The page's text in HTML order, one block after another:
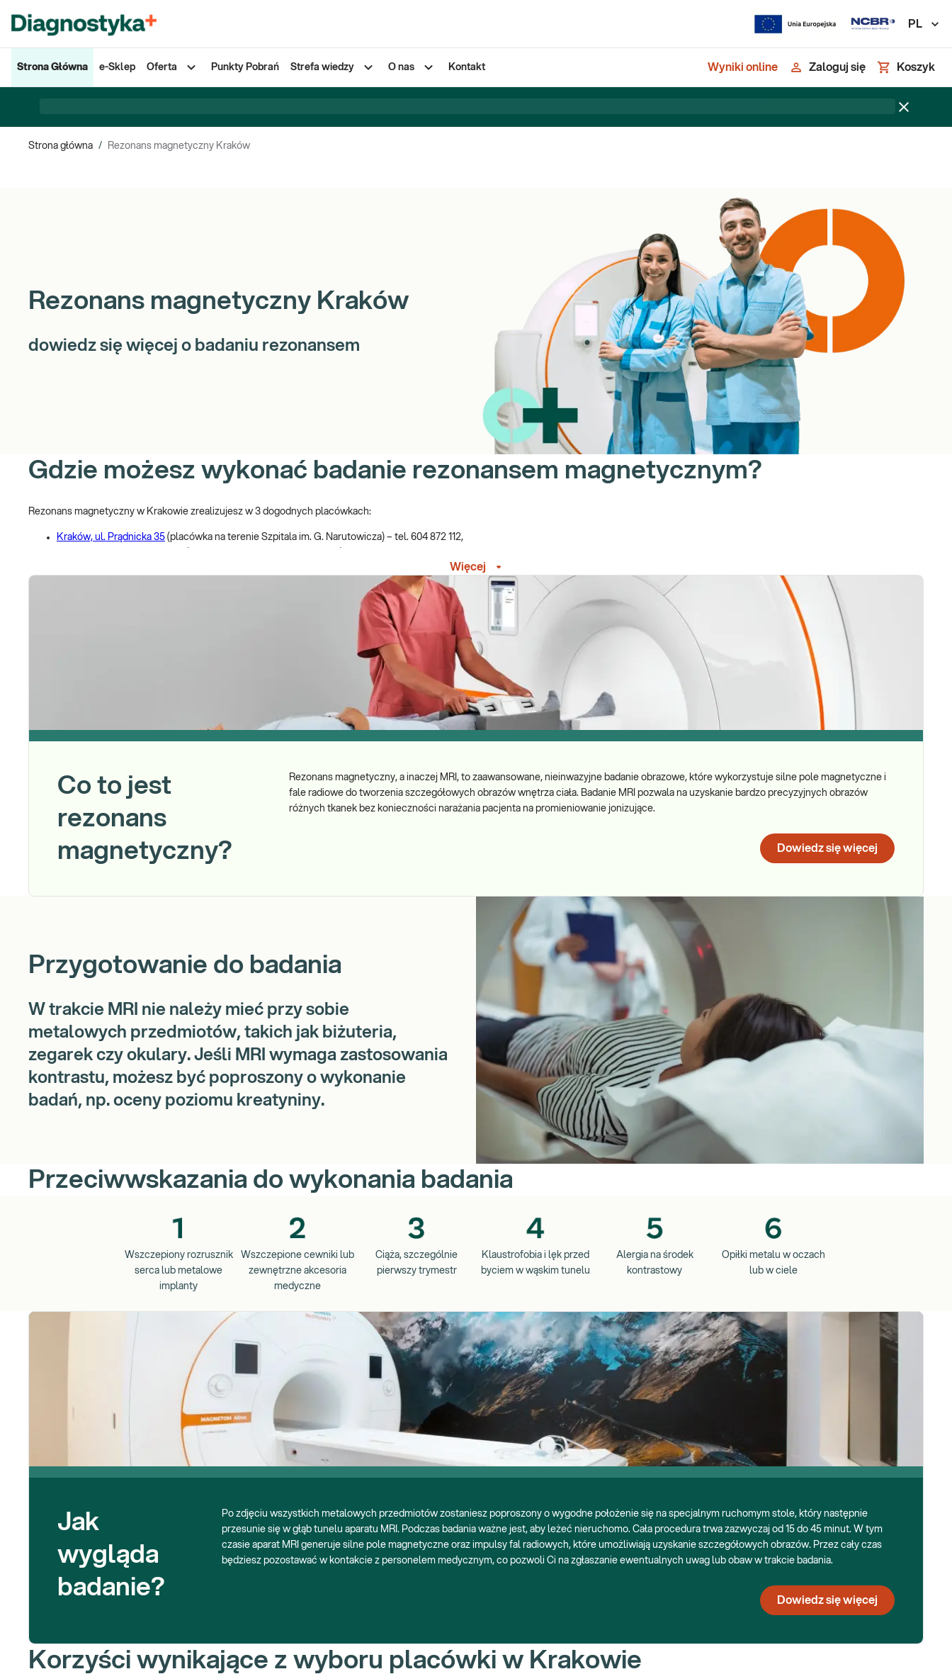
PL
Strona Główna e-Sklep Oferta Punkty Pobrań Strefa wiedzy O nas Kontakt Wyniki online Zaloguj się Koszyk
Strona główna / Rezonans magnetyczny Kraków
Rezonans magnetyczny Kraków
dowiedz się więcej o badaniu rezonansem
Gdzie możesz wykonać badanie rezonansem magnetycznym?
Rezonans magnetyczny w Krakowie zrealizujesz w 3 dogodnych placówkach:
Kraków, ul. Prądnicka 35 (placówka na terenie Szpitala im. G. Narutowicza) – tel. 604 872 112,
Więcej
Co to jest
rezonans
magnetyczny?
Rezonans magnetyczny, a inaczej MRI, to zaawansowane, nieinwazyjne badanie obrazowe, które wykorzystuje silne pole magnetyczne i
fale radiowe do tworzenia szczegółowych obrazów wnętrza ciała. Badanie MRI pozwala na uzyskanie bardzo precyzyjnych obrazów
różnych tkanek bez konieczności narażania pacjenta na promieniowanie jonizujące.
Dowiedz się więcej
Przygotowanie do badania
W trakcie MRI nie należy mieć przy sobie
metalowych przedmiotów, takich jak biżuteria,
zegarek czy okulary. Jeśli MRI wymaga zastosowania
kontrastu, możesz być poproszony o wykonanie
badań, np. oceny poziomu kreatyniny.
Przeciwwskazania do wykonania badania
Wszczepiony rozrusznik
serca lub metalowe
implanty
Wszczepione cewniki lub
zewnętrzne akcesoria
medyczne
Ciąża, szczególnie
pierwszy trymestr
Klaustrofobia i lęk przed
byciem w wąskim tunelu
Alergia na środek
kontrastowy
Opiłki metalu w oczach
lub w ciele
Jak
wygląda
badanie?
Po zdjęciu wszystkich metalowych przedmiotów zostaniesz poproszony o wygodne położenie się na specjalnym ruchomym stole, który następnie
przesunie się w głąb tunelu aparatu MRI. Podczas badania ważne jest, aby leżeć nieruchomo. Cała procedura trwa zazwyczaj od 15 do 45 minut. W tym
czasie aparat MRI generuje silne pole magnetyczne oraz impulsy fal radiowych, które umożliwiają uzyskanie szczegółowych obrazów. Przez cały czas
będziesz pozostawać w kontakcie z personelem medycznym, co pozwoli Ci na zgłaszanie ewentualnych uwag lub obaw w trakcie badania.
Dowiedz się więcej
Korzyści wynikające z wyboru placówki w Krakowie